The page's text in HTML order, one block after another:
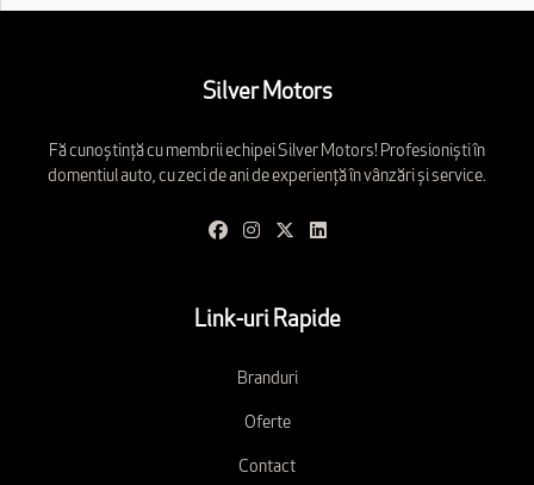
Silver Motors
Fă cunoștință cu membrii echipei Silver Motors! Profesioniști în
domentiul auto, cu zeci de ani de experiență în vânzări și service.
Link-uri Rapide
Branduri
Oferte
Contact